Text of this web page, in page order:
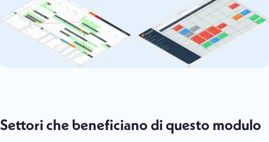
Settori che beneficiano di questo modulo